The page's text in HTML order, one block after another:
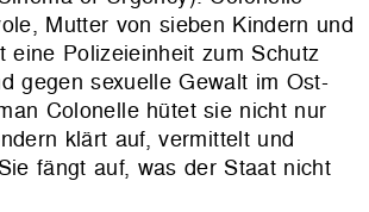
Mutter von sieben Kindern und
eine Polizeieinheit zum Schutz
gegen sexuelle Gewalt im Ost-
Colonelle hütet sie nicht nur
klärt auf, vermittelt und
fängt auf, was der Staat nicht